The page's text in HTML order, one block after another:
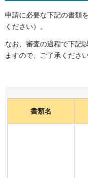
申請に必要な下記の書類
ください）。
なお、審査の過程で下記
ますので、ご了承ください
書類名